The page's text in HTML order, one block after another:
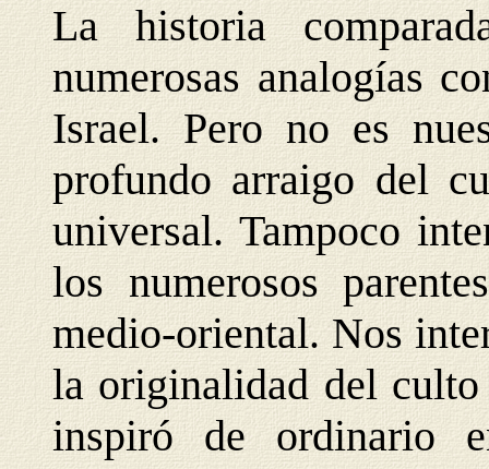
La historia
numerosas analogías
Israel. Pero no es
profundo arraigo del
universal. Tampoco
los numerosos
medio-oriental. Nos
la originalidad del
inspiró de ordinario